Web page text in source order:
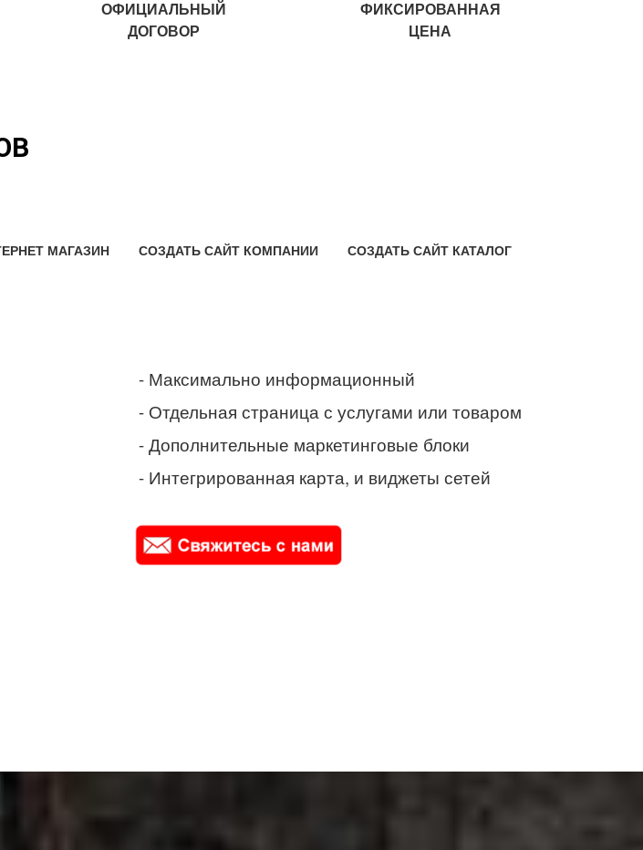
ОФИЦИАЛЬНЫЙ
ДОГОВОР
ФИКСИРОВАННАЯ
ЦЕНА
МАГАЗИН СОЗДАТЬ САЙТ КОМПАНИИ СОЗДАТЬ САЙТ КАТАЛОГ
- Максимально информационный
- Отдельная страница с услугами или товаром
- Дополнительные маркетинговые блоки
- Интегрированная карта, и виджеты сетей